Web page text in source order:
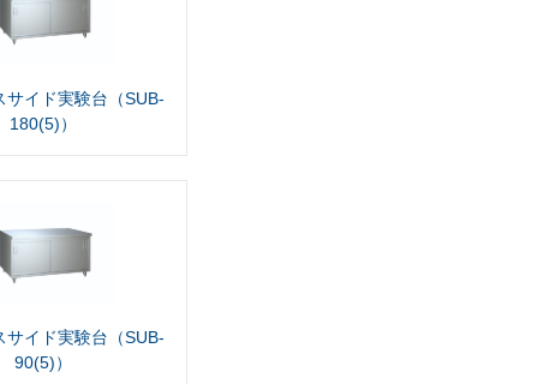
サイド実験台（SUB-
180(5)）
サイド実験台（SUB-
90(5)）